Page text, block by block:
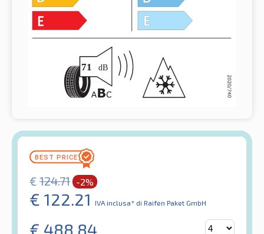
€ 124.71 -2%
€ 122.21 IVA inclusa* di Raifen Paket GmbH
€ 488.84